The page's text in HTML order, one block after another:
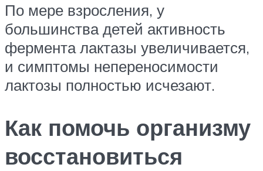
По мере взросления, у
большинства детей активность
фермента лактазы увеличивается,
и симптомы непереносимости
лактозы полностью исчезают.
Как помочь организму
восстановиться